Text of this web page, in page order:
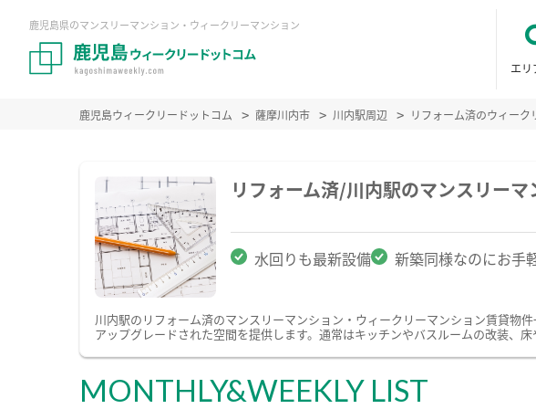
鹿児島県のマンスリーマンション・ウィークリーマンション
エリ
鹿児島ウィークリードットコム 薩摩川内市 川内駅周辺 リフォーム済のウィー
リフォーム済/川内駅のマンスリー
水回りも最新設備 新築同様なのにお手
川内駅のリフォーム済のマンスリーマンション・ウィークリーマンション賃貸物
アップグレードされた空間を提供します。通常はキッチンやバスルームの改装、
MONTHLY&WEEKLY LIST